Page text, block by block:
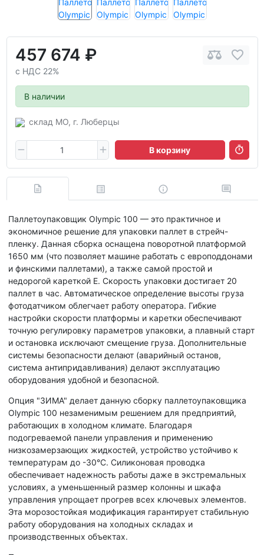
457 674 ₽
с НДС 22%
В наличии
склад МО, г. Люберцы
В корзину
Паллетоупаковщик Olympic 100 — это практичное и
экономичное решение для упаковки паллет в стрейч-
пленку. Данная сборка оснащена поворотной платформой
1650 мм (что позволяет машине работать с европоддонами
и финскими паллетами), а также самой простой и
недорогой кареткой E. Скорость упаковки достигает 20
паллет в час. Автоматическое определение высоты груза
фотодатчиком облегчает работу оператора. Гибкие
настройки скорости платформы и каретки обеспечивают
точную регулировку параметров упаковки, а плавный старт
и остановка исключают смещение груза. Дополнительные
системы безопасности делают (аварийный останов,
система антипридавливания) делают эксплуатацию
оборудования удобной и безопасной.
Опция "ЗИМА" делает данную сборку паллетоупаковщика
Olympic 100 незаменимым решением для предприятий,
работающих в холодном климате. Благодаря
подогреваемой панели управления и применению
низкозамерзающих жидкостей, устройство устойчиво к
температурам до -30°C. Силиконовая проводка
обеспечивает надежность работы даже в экстремальных
условиях, а уменьшенный размер колонны и шкафа
управления упрощает прогрев всех ключевых элементов.
Эта морозостойкая модификация гарантирует стабильную
работу оборудования на холодных складах и
производственных объектах.